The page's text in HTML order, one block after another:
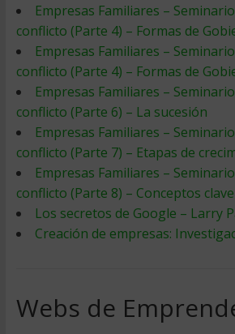
Empresas Familiares –
conflicto (Parte 4) – Formas de
Empresas Familiares –
conflicto (Parte 4) – Formas de
Empresas Familiares –
conflicto (Parte 6) – La sucesión
Empresas Familiares –
conflicto (Parte 7) – Etapas de
Empresas Familiares –
conflicto (Parte 8) – Conceptos clave
Los secretos de Google – Larry
Creación de empresas:
Webs de